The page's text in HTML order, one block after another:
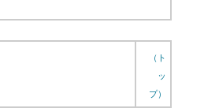
（ト
ッ
プ）